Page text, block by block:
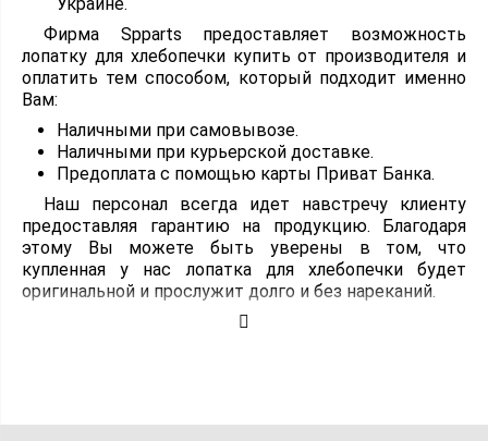
Фирма Spparts предоставляет возможность
лопатку для хлебопечки купить от производителя и
оплатить тем способом, который подходит именно
Вам:
Наличными при самовывозе.
Наличными при курьерской доставке.
Предоплата с помощью карты Приват Банка.
Наш персонал всегда идет навстречу клиенту
предоставляя гарантию на продукцию. Благодаря
этому Вы можете быть уверены в том, что
купленная у нас лопатка для хлебопечки будет
оригинальной и прослужит долго и без нареканий.